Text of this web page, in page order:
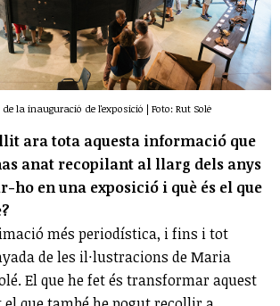
la inauguració de l'exposició | Foto: Rut Solé
ara tota aquesta informació que
anat recopilant al llarg dels anys
ho en una exposició i què és el que
més periodística, i fins i tot
de les il·lustracions de Maria
El que he fet és transformar aquest